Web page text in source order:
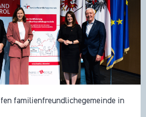
familienfreundlichegemeinde in